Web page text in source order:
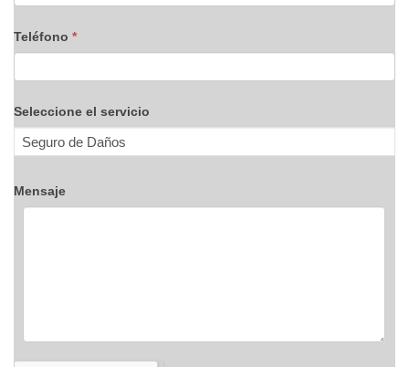
Teléfono *
Seleccione el servicio
Mensaje